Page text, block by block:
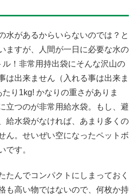
水があるからいらないのでは？と
ますが、人間が一日に必要な水の
！非常用持出袋にそんな沢山の
は出来ません（入れる事は出来ま
り1kg! かなりの重さがありま
立つのが非常用給水袋。もし、避
給水袋がなければ、あまり多くの
ん。せいぜい空になったペットボ
です。
たんでコンパクトにしまっておく
も高い物ではないので、何枚か持